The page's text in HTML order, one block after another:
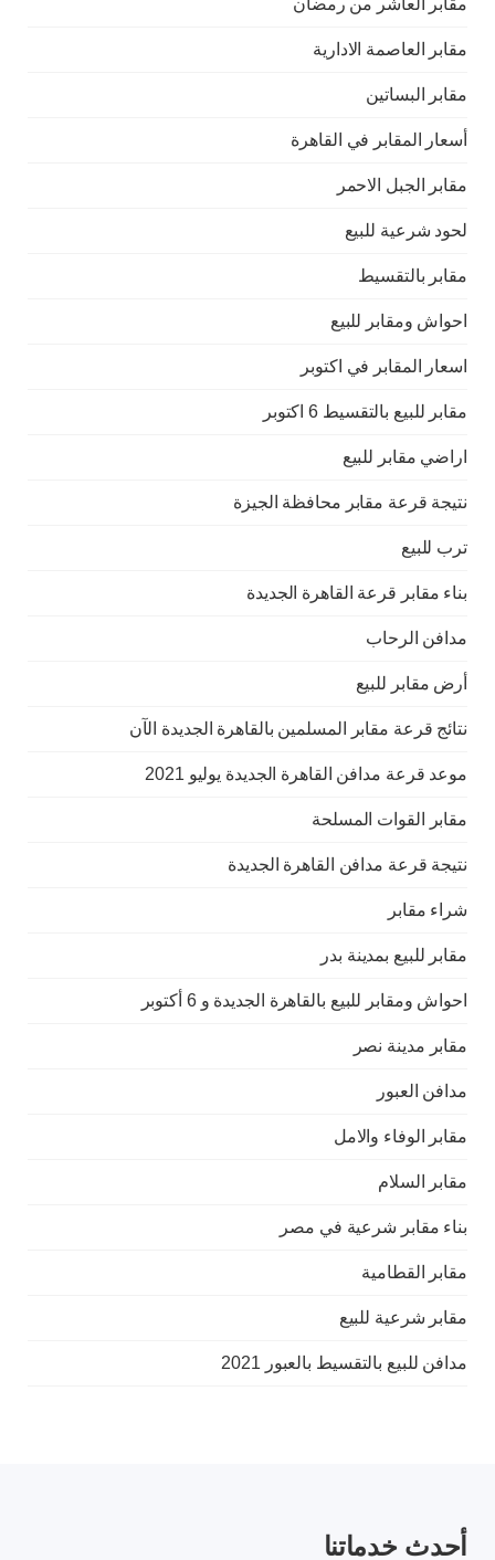
مقابر العاصمة الادارية
مقابر البساتين
أسعار المقابر في القاهرة
مقابر الجبل الاحمر
لحود شرعية للبيع
مقابر بالتقسيط
احواش ومقابر للبيع
اسعار المقابر في اكتوبر
مقابر للبيع بالتقسيط 6 اكتوبر
اراضي مقابر للبيع
نتيجة قرعة مقابر محافظة الجيزة
ترب للبيع
بناء مقابر قرعة القاهرة الجديدة
مدافن الرحاب
أرض مقابر للبيع
نتائج قرعة مقابر المسلمين بالقاهرة الجديدة الآن
موعد قرعة مدافن القاهرة الجديدة يوليو 2021
مقابر القوات المسلحة
نتيجة قرعة مدافن القاهرة الجديدة
شراء مقابر
مقابر للبيع بمدينة بدر
احواش ومقابر للبيع بالقاهرة الجديدة و 6 أكتوبر
مقابر مدينة نصر
مدافن العبور
مقابر الوفاء والامل
مقابر السلام
بناء مقابر شرعية في مصر
مقابر القطامية
مقابر شرعية للبيع
مدافن للبيع بالتقسيط بالعبور 2021
أحدث خدماتنا